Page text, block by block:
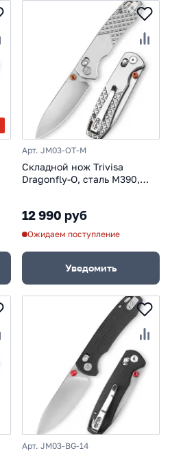
Арт. JM03-OT-M
Складной нож Trivisa
Dragonfly-O, сталь M390,
12 990 руб
Ожидаем поступление
Уведомить
Арт. JM03-BG-14